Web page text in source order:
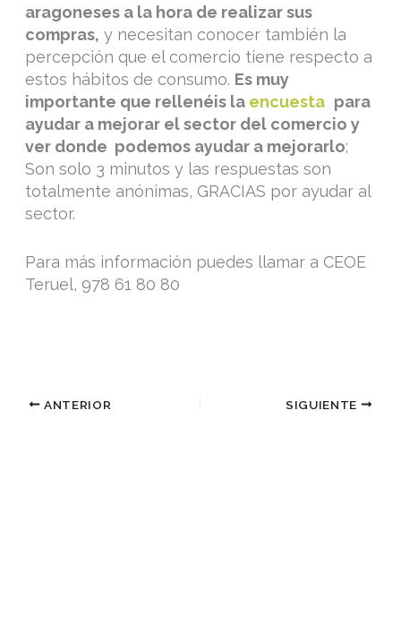
aragoneses a la hora de realizar sus
compras, y necesitan conocer también la
percepción que el comercio tiene respecto a
estos hábitos de consumo. Es muy
importante que rellenéis la encuesta para
ayudar a mejorar el sector del comercio y
ver donde podemos ayudar a mejorarlo;
Son solo 3 minutos y las respuestas son
totalmente anónimas, GRACIAS por ayudar al
sector.
Para más información puedes llamar a CEOE
Teruel, 978 61 80 80
ANTERIOR SIGUIENTE